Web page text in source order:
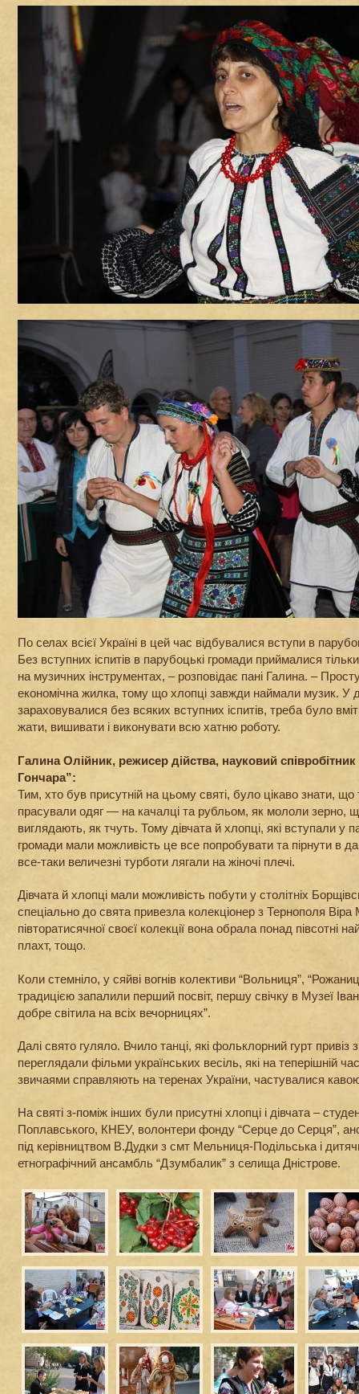
По селах всієї Україні в цей час відбувалися вступи в
Без вступних іспитів в парубоцькі громади приймалися тільки
на музичних інструментах, – розповідає пані Галина. –
економічна жилка, тому що хлопці завжди наймали музик. У
зараховувалися без всяких вступних іспитів, треба було
жати, вишивати і виконувати всю хатню роботу.
Галина Олійник, режисер дійства, науковий
Гончара”:
Тим, хто був присутній на цьому святі, було цікаво знати, що
прасували одяг — на качалці та рубльом, як мололи зерно,
виглядають, як тчуть. Тому дівчата й хлопці, які вступали у
громади мали можливість це все попробувати та пірнути в
все-таки величезні турботи лягали на жіночі плечі.
Дівчата й хлопці мали можливість побути у столітніх
спеціально до свята привезла колекціонер з Тернополя
півторатисячної своєї колекції вона обрала понад півсотні
плахт, тощо.
Коли стемніло, у сяйві вогнів колективи “Вольниця”,
традицією запалили перший посвіт, першу свічку в Музеї
добре світила на всіх вечорницях”.
Далі свято гуляло. Вчило танці, які фольклорний гурт привіз
переглядали фільми українських весіль, які на теперішній
звичаями справляють на теренах України, частувалися
На святі з-поміж інших були присутні хлопці і дівчата –
Поплавського, КНЕУ, волонтери фонду “Серце до Серця”,
під керівництвом В.Дудки з смт Мельниця-Подільська і
етнографічний ансамбль “Дзумбалик” з селища Дністрове.